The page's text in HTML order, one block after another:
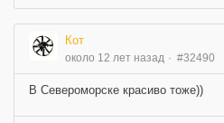
Кот
около 12 лет назад #32490
В Североморске красиво тоже))